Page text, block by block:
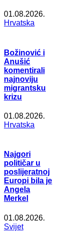
01.08.2026.
Hrvatska
Božinović i
Anušić
komentirali
najnoviju
migrantsku
krizu
01.08.2026.
Hrvatska
Najgori
političar u
poslijeratnoj
Europi bila je
Angela
Merkel
01.08.2026.
Svijet